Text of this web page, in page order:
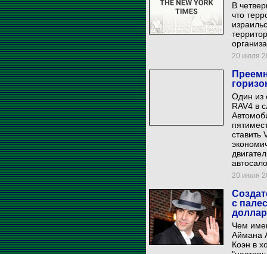
В
что
20 июля
Один из
RAV4 в
ставить
20 июля
с
Чем
Аймана
Коэн в